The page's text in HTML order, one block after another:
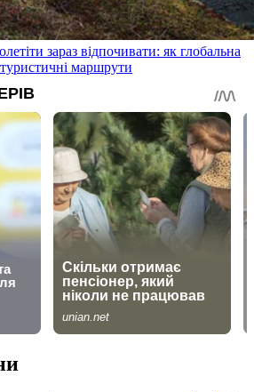
зараз відпочивати: як глобальна
туристичні маршрути